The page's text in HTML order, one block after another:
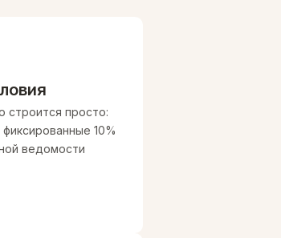
строится просто:
10%
ведомости